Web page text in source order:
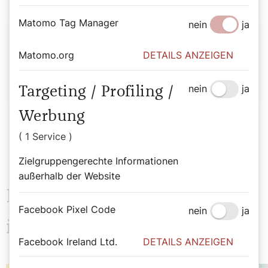
Autor:
Sophie Lauringer
Das könnte Sie auch
interessieren
Matomo Tag Manager nein ja
Matomo.org DETAILS ANZEIGEN
Targeting / Profiling /
Werbung
( 1 Service )
Zielgruppengerechte Informationen
außerhalb der Website
nein ja
Facebook Pixel Code nein ja
Facebook Ireland Ltd. DETAILS ANZEIGEN